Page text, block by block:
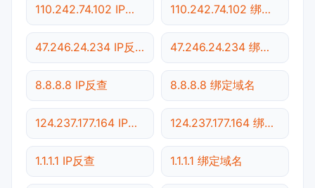
110.242.74.102 IP反查 110.242.74.102 绑定域名
47.246.24.234 IP反查 47.246.24.234 绑定域名
8.8.8.8 IP反查 8.8.8.8 绑定域名
124.237.177.164 IP反查 124.237.177.164 绑定域名
1.1.1.1 IP反查 1.1.1.1 绑定域名